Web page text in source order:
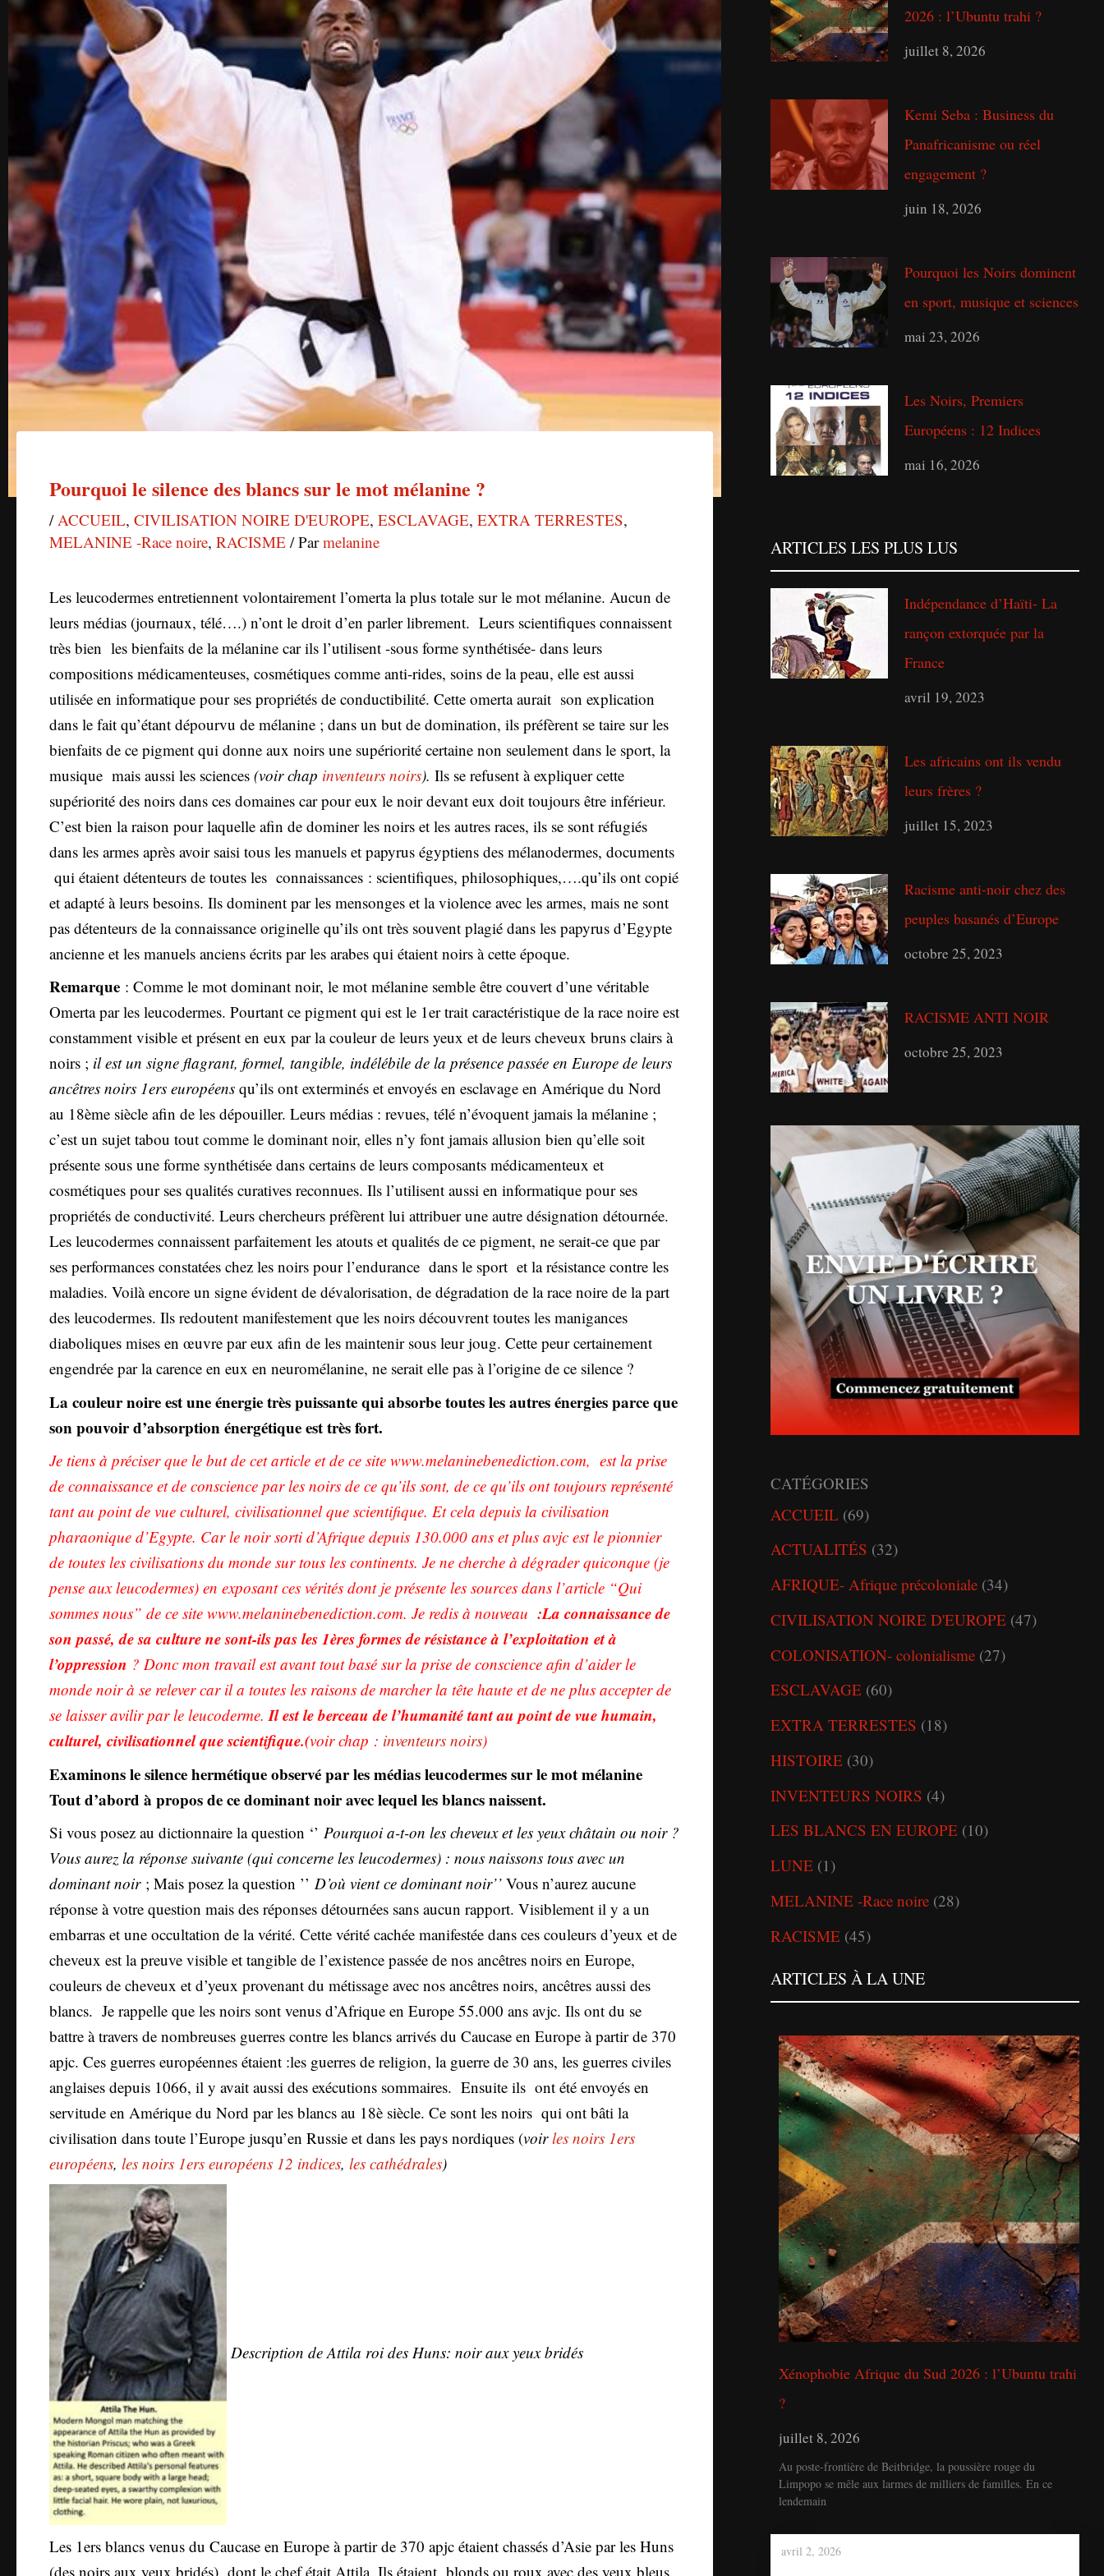
Pourquoi le silence des blancs sur le mot mélanine ?
/ ACCUEIL, CIVILISATION NOIRE D'EUROPE, ESCLAVAGE, EXTRA TERRESTES,
MELANINE -Race noire, RACISME / Parmelanine
Les leucodermes entretiennent volontairement l’omerta la plus totale sur le mot mélanine. Aucun de
leurs médias (journaux, télé….) n’ont le droit d’en parler librement. Leurs scientifiques connaissent
très bien les bienfaits de la mélanine car ils l’utilisent -sous forme synthétisée- dans leurs
compositions médicamenteuses, cosmétiques comme anti-rides, soins de la peau, elle est aussi
utilisée en informatique pour ses propriétés de conductibilité. Cette omerta aurait son explication
dans le fait qu’étant dépourvu de mélanine ; dans un but de domination, ils préfèrent se taire sur les
bienfaits de ce pigment qui donne aux noirs une supériorité certaine non seulement dans le sport, la
musique mais aussi les sciences (voir chap inventeurs noirs). Ils se refusent à expliquer cette
supériorité des noirs dans ces domaines car pour eux le noir devant eux doit toujours être inférieur.
C’est bien la raison pour laquelle afin de dominer les noirs et les autres races, ils se sont réfugiés
dans les armes après avoir saisi tous les manuels et papyrus égyptiens des mélanodermes, documents
qui étaient détenteurs de toutes les connaissances : scientifiques, philosophiques,….qu’ils ont copié
et adapté à leurs besoins. Ils dominent par les mensonges et la violence avec les armes, mais ne sont
pas détenteurs de la connaissance originelle qu’ils ont très souvent plagié dans les papyrus d’Egypte
ancienne et les manuels anciens écrits par les arabes qui étaient noirs à cette époque.
Remarque : Comme le mot dominant noir, le mot mélanine semble être couvert d’une véritable
Omerta par les leucodermes. Pourtant ce pigment qui est le 1er trait caractéristique de la race noire est
constamment visible et présent en eux par la couleur de leurs yeux et de leurs cheveux bruns clairs à
noirs ; il est un signe flagrant, formel, tangible, indélébile de la présence passée en Europe de leurs
ancêtres noirs 1ers européens qu’ils ont exterminés et envoyés en esclavage en Amérique du Nord
au 18ème siècle afin de les dépouiller. Leurs médias : revues, télé n’évoquent jamais la mélanine ;
c’est un sujet tabou tout comme le dominant noir, elles n’y font jamais allusion bien qu’elle soit
présente sous une forme synthétisée dans certains de leurs composants médicamenteux et
cosmétiques pour ses qualités curatives reconnues. Ils l’utilisent aussi en informatique pour ses
propriétés de conductivité. Leurs chercheurs préfèrent lui attribuer une autre désignation détournée.
Les leucodermes connaissent parfaitement les atouts et qualités de ce pigment, ne serait-ce que par
ses performances constatées chez les noirs pour l’endurance dans le sport et la résistance contre les
maladies. Voilà encore un signe évident de dévalorisation, de dégradation de la race noire de la part
des leucodermes. Ils redoutent manifestement que les noirs découvrent toutes les manigances
diaboliques mises en œuvre par eux afin de les maintenir sous leur joug. Cette peur certainement
engendrée par la carence en eux en neuromélanine, ne serait elle pas à l’origine de ce silence ?
La couleur noire est une énergie très puissante qui absorbe toutes les autres énergies parce que
son pouvoir d’absorption énergétique est très fort.
Je tiens à préciser que le but de cet article et de ce site www.melaninebenediction.com, est la prise
de connaissance et de conscience par les noirs de ce qu’ils sont, de ce qu’ils ont toujours représenté
tant au point de vue culturel, civilisationnel que scientifique. Et cela depuis la civilisation
pharaonique d’Egypte. Car le noir sorti d’Afrique depuis 130.000 ans et plus avjc est le pionnier
de toutes les civilisations du monde sur tous les continents. Je ne cherche à dégrader quiconque (je
pense aux leucodermes) en exposant ces vérités dont je présente les sources dans l’article “Qui
sommes nous” de ce site www.melaninebenediction.com. Je redis à nouveau :La connaissance de
son passé, de sa culture ne sont-ils pas les 1ères formes de résistance à l’exploitation et à
l’oppression ? Donc mon travail est avant tout basé sur la prise de conscience afin d’aider le
monde noir à se relever car il a toutes les raisons de marcher la tête haute et de ne plus accepter de
se laisser avilir par le leucoderme.Il est le berceau de l’humanité tant au point de vue humain,
culturel, civilisationnel que scientifique.(voir chap : inventeurs noirs)
Examinons le silence hermétique observé par les médias leucodermes sur le mot mélanine
Tout d’abord à propos de ce dominant noir avec lequel les blancs naissent.
Si vous posez au dictionnaire la question ‘’ Pourquoi a-t-on les cheveux et les yeux châtain ou noir ?
Vous aurez la réponse suivante (qui concerne les leucodermes) : nous naissons tous avec un
dominant noir ; Mais posez la question ’’ D’où vient ce dominant noir’’ Vous n’aurez aucune
réponse à votre question mais des réponses détournées sans aucun rapport. Visiblement il y a un
embarras et une occultation de la vérité. Cette vérité cachée manifestée dans ces couleurs d’yeux et de
cheveux est la preuve visible et tangible de l’existence passée de nos ancêtres noirs en Europe,
couleurs de cheveux et d’yeux provenant du métissage avec nos ancêtres noirs, ancêtres aussi des
blancs. Je rappelle que les noirs sont venus d’Afrique en Europe 55.000 ans avjc. Ils ont du se
battre à travers de nombreuses guerres contre les blancs arrivés du Caucase en Europe à partir de 370
apjc. Ces guerres européennes étaient :les guerres de religion, la guerre de 30 ans, les guerres civiles
anglaises depuis 1066, il y avait aussi des exécutions sommaires. Ensuite ils ont été envoyés en
servitude en Amérique du Nord par les blancs au 18è siècle. Ce sont les noirs qui ont bâti la
civilisation dans toute l’Europe jusqu’en Russie et dans les pays nordiques (voirles noirs 1ers
européens, les noirs 1ers européens 12 indices, les cathédrales)
Description de Attila roi des Huns: noir aux yeux bridés
Les 1ers blancs venus du Caucase en Europe à partir de 370 apjc étaient chassés d’Asie par les Huns
(des noirs aux yeux bridés) dont le chef était Attila. Ils étaient blonds ou roux avec des yeux bleus
2026 : l’Ubuntu trahi ?
juillet 8, 2026
Kemi Seba : Business du
Panafricanisme ou réel
engagement ?
juin 18, 2026
Pourquoi les Noirs dominent
en sport, musique et sciences
mai 23, 2026
Les Noirs, Premiers
Européens : 12 Indices
mai 16, 2026
ARTICLES LES PLUS LUS
Indépendance d’Haïti- La
rançon extorquée par la
France
avril 19, 2023
Les africains ont ils vendu
leurs frères ?
juillet 15, 2023
Racisme anti-noir chez des
peuples basanés d’Europe
octobre 25, 2023
RACISME ANTI NOIR
octobre 25, 2023
CATÉGORIES
ACCUEIL (69)
ACTUALITÉS (32)
AFRIQUE- Afrique précoloniale(34)
CIVILISATION NOIRE D'EUROPE(47)
COLONISATION- colonialisme(27)
ESCLAVAGE(60)
EXTRA TERRESTES (18)
HISTOIRE(30)
INVENTEURS NOIRS (4)
LES BLANCS EN EUROPE(10)
LUNE(1)
MELANINE -Race noire(28)
RACISME(45)
ARTICLES À LA UNE
Xénophobie Afrique du Sud 2026 : l’Ubuntu trahi
?
juillet 8, 2026
Au poste-frontière de Beitbridge, la poussière rouge du
Limpopo se mêle aux larmes de milliers de familles. En ce
lendemain
avril 2, 2026